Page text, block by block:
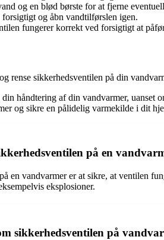
og en blød børste for at fjerne
og åbn vandtilførslen igen.
fungerer korrekt ved forsigtigt at
rense sikkerhedsventilen på din
håndtering af din vandvarmer, uanset
og sikre en pålidelig varmekilde i dit
på en
en vandvarmer er at sikre, at ventilen
eksplosioner.
sikkerhedsventilen på